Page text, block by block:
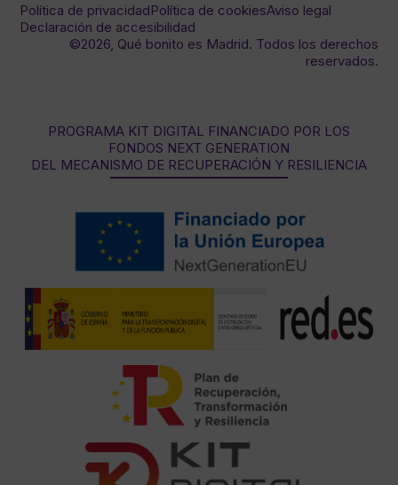
Política de privacidadPolítica de cookiesAviso legal
Declaración de accesibilidad
©2026, Qué bonito es Madrid. Todos los derechos
reservados.
PROGRAMA KIT DIGITAL FINANCIADO POR LOS
FONDOS NEXT GENERATION
DEL MECANISMO DE RECUPERACIÓN Y RESILIENCIA